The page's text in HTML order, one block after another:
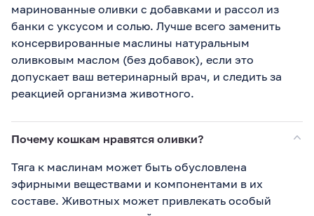
маринованные оливки с добавками и рассол из
банки с уксусом и солью. Лучше всего заменить
консервированные маслины натуральным
оливковым маслом (без добавок), если это
допускает ваш ветеринарный врач, и следить за
реакцией организма животного.
Почему кошкам нравятся оливки?
Тяга к маслинам может быть обусловлена
эфирными веществами и компонентами в их
составе. Животных может привлекать особый